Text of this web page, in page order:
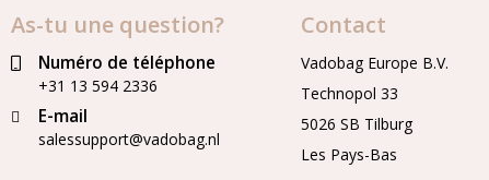
As-tu une question?
Numéro de téléphone
+31 13 594 2336
E-mail
salessupport@vadobag.nl
Contact
Vadobag Europe B.V.
Technopol 33
5026 SB Tilburg
Les Pays-Bas